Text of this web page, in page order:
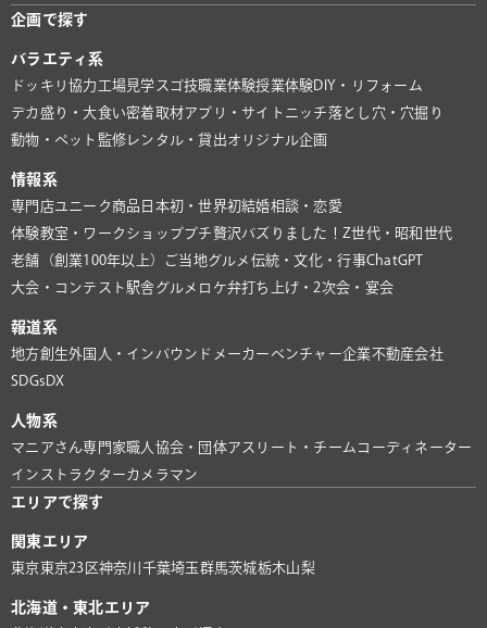
企画で探す
バラエティ系
ドッキリ協力 工場見学 スゴ技職業体験授業体験DIY・リフォーム
デカ盛り・大食い密着取材アプリ・サイト ニッチ落とし穴・穴掘り
動物・ペット 監修レンタル・貸出オリジナル企画
情報系
専門店ユニーク商品 日本初・世界初結婚相談・恋愛
体験教室・ワークショッププチ贅沢バズりました！ Z世代・昭和世代
老舗（創業100年以上）
ご当地グルメ 伝統・文化・行事ChatGPT
大会・コンテスト 駅舎グルメ ロケ弁打ち上げ・2次会・宴会
報道系
地方創生外国人・インバウンド メーカー ベンチャー企業不動産会社
SDGsDX
人物系
マニアさん専門家職人 協会・団体アスリート・チーム コーディネーター
インストラクターカメラマン
エリアで探す
関東エリア
東京東京23区神奈川 千葉埼玉群馬茨城栃木山梨
北海道・東北エリア